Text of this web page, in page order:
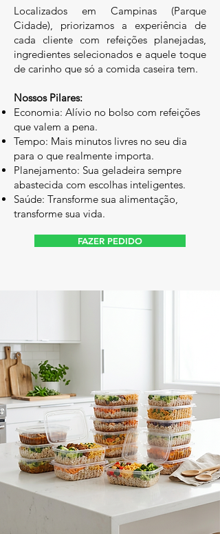
Localizados em Campinas (Parque
Cidade), priorizamos a experiência de
cada cliente com refeições planejadas,
ingredientes selecionados e aquele toque
de carinho que só a comida caseira tem.
Nossos Pilares:
Economia: Alívio no bolso com refeições
que valem a pena.
Tempo: Mais minutos livres no seu dia
para o que realmente importa.
Planejamento: Sua geladeira sempre
abastecida com escolhas inteligentes.
Saúde: Transforme sua alimentação,
transforme sua vida.
FAZER PEDIDO